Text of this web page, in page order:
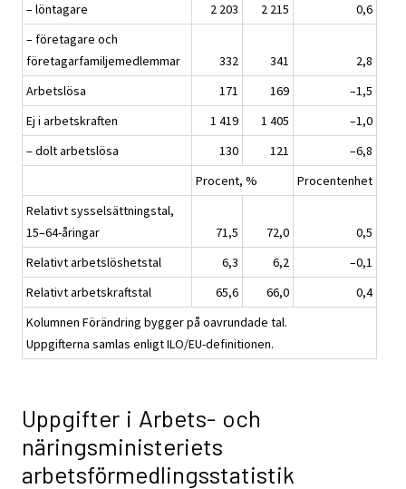
– löntagare
2 203 2 215
0,6
– företagare och
företagarfamiljemedlemmar
332 341
2,8
Arbetslösa
171 169
–1,5
Ej i arbetskraften
1 419 1 405
–1,0
– dolt arbetslösa
130 121
–6,8
Procent, %
Procentenhet
Relativt sysselsättningstal,
15–64-åringar
71,5 72,0
0,5
Relativt arbetslöshetstal
6,3 6,2
–0,1
Relativt arbetskraftstal
65,6 66,0
0,4
Kolumnen Förändring bygger på oavrundade tal.
Uppgifterna samlas enligt ILO/EU-definitionen.
Uppgifter i Arbets- och
näringsministeriets
arbetsförmedlingsstatistik